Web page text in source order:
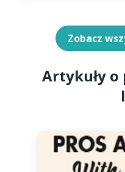
Zobacz
Artykuły